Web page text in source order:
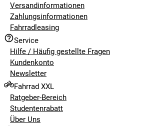
Versandinformationen
Zahlungsinformationen
Fahrradleasing
Service
Hilfe / Häufig gestellte Fragen
Kundenkonto
Newsletter
Fahrrad XXL
Ratgeber-Bereich
Studentenrabatt
Über Uns